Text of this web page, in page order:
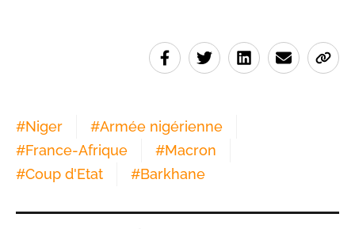
#Niger #Armée nigérienne
#France-Afrique #Macron
#Coup d'Etat #Barkhane